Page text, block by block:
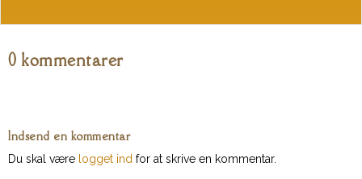
0 kommentarer
Indsend en kommentar
Du skal være logget ind for at skrive en kommentar.